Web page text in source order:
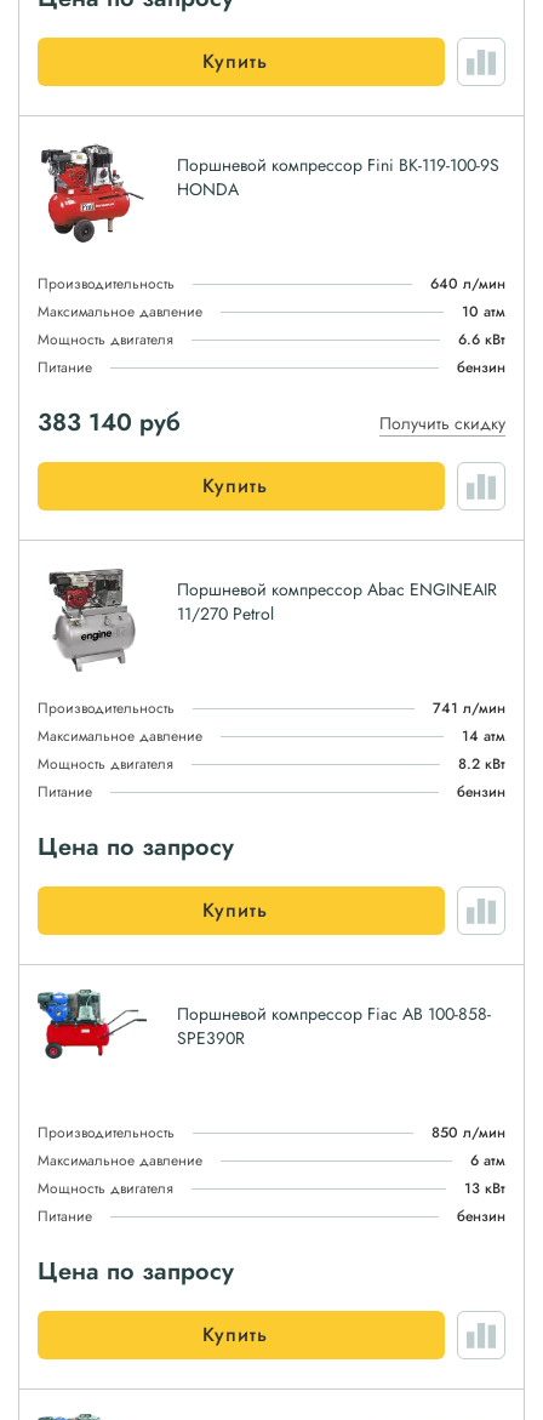
Купить
Поршневой компрессор Fini BK-119-100-9S
HONDA
Производительность
640 л/мин
Максимальное давление
10 атм
Мощность двигателя
6.6 кВт
Питание
бензин
383 140 руб Получить скидку
Купить
Поршневой компрессор Abac ENGINEAIR
11/270 Petrol
Производительность
741 л/мин
Максимальное давление
14 атм
Мощность двигателя
8.2 кВт
Питание
бензин
Цена по запросу
Купить
Поршневой компрессор Fiac AB 100-858-
SPE390R
Производительность
850 л/мин
Максимальное давление
6 атм
Мощность двигателя
13 кВт
Питание
бензин
Цена по запросу
Купить